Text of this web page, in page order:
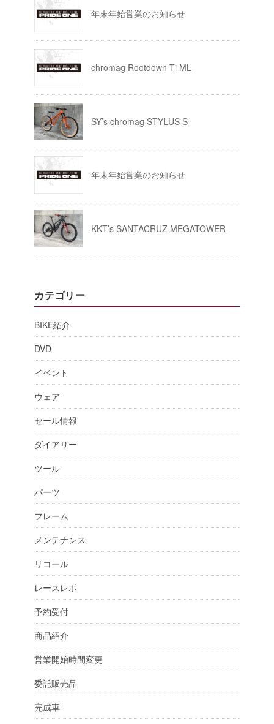
年末年始営業のお知らせ
chromag Rootdown Ti ML
SY’s chromag STYLUS S
年末年始営業のお知らせ
KKT’s SANTACRUZ MEGATOWER
カテゴリー
BIKE紹介
DVD
イベント
ウェア
セール情報
ダイアリー
ツール
パーツ
フレーム
メンテナンス
リコール
レースレポ
予約受付
商品紹介
営業開始時間変更
委託販売品
完成車